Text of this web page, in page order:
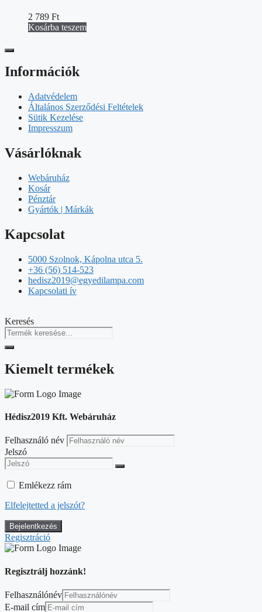
2 789 Ft
Kosárba teszem
Információk
Adatvédelem
Általános Szerződési Feltételek
Sütik Kezelése
Impresszum
Vásárlóknak
Webáruház
Kosár
Pénztár
Gyártók | Márkák
Kapcsolat
5000 Szolnok, Kápolna utca 5.
+36 (56) 514-523
hedisz2019@egyedilampa.com
Kapcsolati ív
Keresés
Kiemelt termékek
Hédisz2019 Kft. Webáruház
Felhasználó név
Jelszó
Emlékezz rám
Elfelejtetted a jelszót?
Regisztráció
Regisztrálj hozzánk!
Felhasználónév
E-mail cím